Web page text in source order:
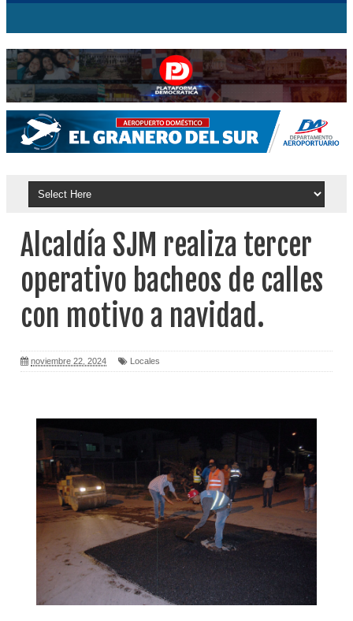
Alcaldía SJM realiza tercer
operativo bacheos de calles
con motivo a navidad.
noviembre 22, 2024 Locales